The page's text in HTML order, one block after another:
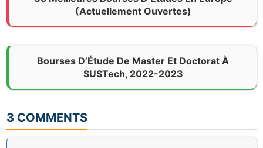
(Actuellement Ouvertes)
Bourses D’Étude De Master Et Doctorat À
SUSTech, 2022-2023
3 COMMENTS